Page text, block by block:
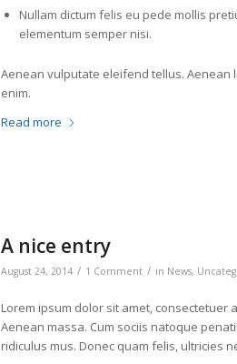
Nullam dictum felis eu pede mollis
elementum semper nisi.
Aenean vulputate eleifend tellus. Aenean
enim.
Read more
A nice entry
August 24, 2014 / 1 Comment / in News,
Lorem ipsum dolor sit amet, consectetuer
Aenean massa. Cum sociis natoque
ridiculus mus. Donec quam felis, ultricies